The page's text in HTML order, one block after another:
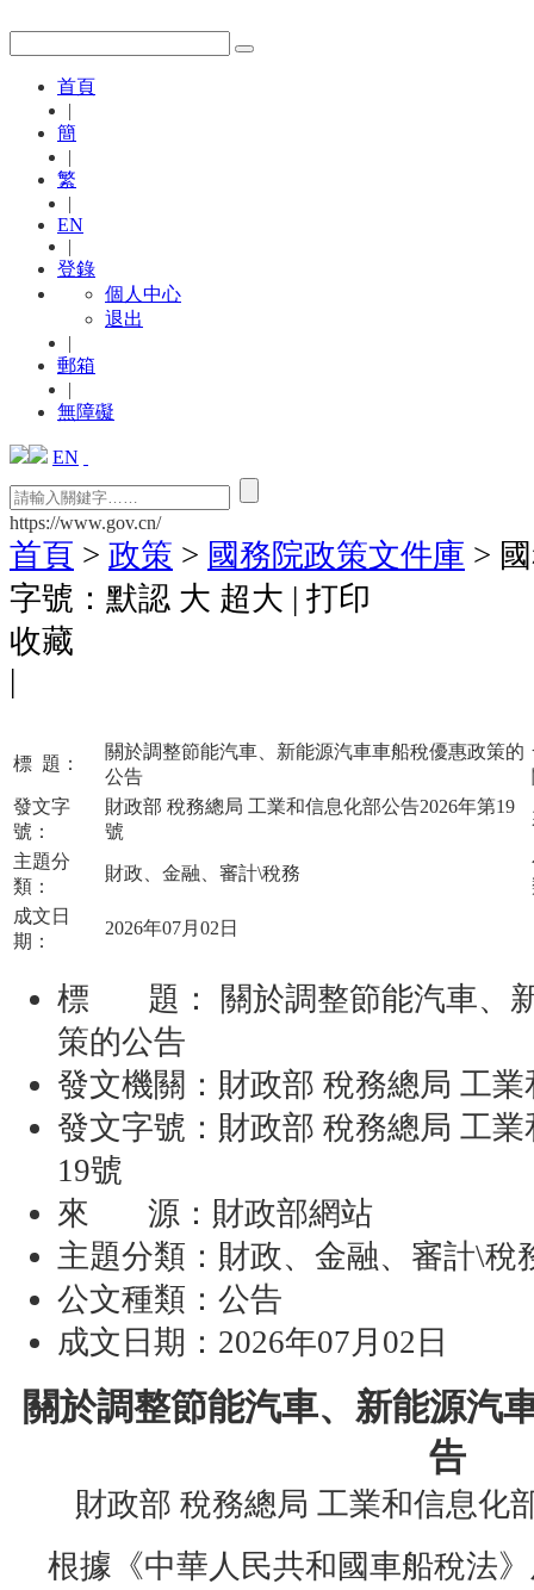
首頁
|
簡
|
繁
|
EN
|
登錄
個人中心
退出
|
郵箱
|
無障礙
EN
https://www.gov.cn/
首頁 > 政策 > 國務院政策文件庫 >
字號： 默認 大 超大 | 打印
收藏
|
標 題：
關於調整節能汽車、新能源汽車車船稅優惠政策的
公告
發文字
號：
財政部 稅務總局 工業和信息化部公告2026年第19
號
主題分
類：
財政、金融、審計\稅務
成文日
期：
2026年07月02日
標 題：
關於調整節能汽車、
策的公告
發文機關： 財政部 稅務總局 工
發文字號： 財政部 稅務總局 工
19號
來 源： 財政部網站
主題分類： 財政、金融、審計\稅
公文種類： 公告
成文日期： 2026年07月02日
關於調整節能汽車、新能源汽
告
財政部 稅務總局 工業和信息化
根據《中華人民共和國車船稅法